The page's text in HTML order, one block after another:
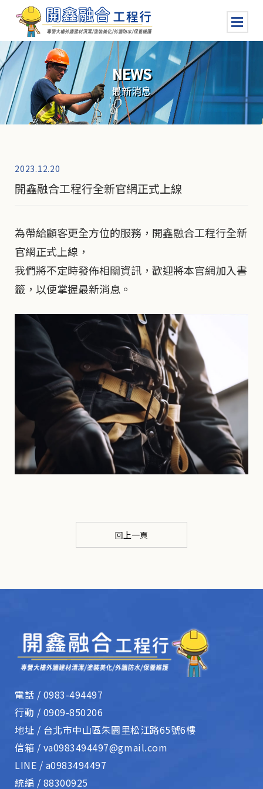
NEWS
最新消息
2023.12.20
開鑫融合工程行全新官網正式上線
為帶給顧客更全方位的服務，開鑫融合工程行全新
官網正式上線，
我們將不定時發佈相關資訊，歡迎將本官網加入書
籤，以便掌握最新消息。
回上一頁
電話 / 0983-494497
行動 / 0909-850206
地址 / 台北市中山區朱園里松江路65號6樓
信箱 / va0983494497@gmail.com
LINE / a0983494497
統編 / 88300925